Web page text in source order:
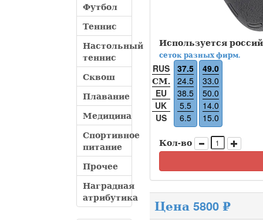
Футбол
Теннис
Настольный
теннис
Сквош
Плавание
Медицина
Спортивное
питание
Прочее
Наградная
атрибутика
Используется
сеток разных фирм.
RUS
СМ.
EU
UK
US
37.5
24.5
38.5
5.5
6.5
49.0
33.0
50.0
14.0
15.0
Кол-во
Цена 5800 ₽